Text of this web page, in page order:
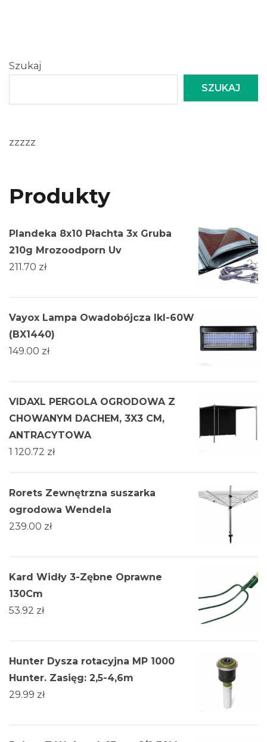
Szukaj
SZUKAJ
zzzzz
Produkty
Plandeka 8x10 Płachta 3x Gruba
210g Mrozoodporn Uv
211.70 zł
Vayox Lampa Owadobójcza Ikl-60W
(BX1440)
149.00 zł
VIDAXL PERGOLA OGRODOWA Z
CHOWANYM DACHEM, 3X3 CM,
ANTRACYTOWA
1 120.72 zł
Rorets Zewnętrzna suszarka
ogrodowa Wendela
239.00 zł
Kard Widły 3-Zębne Oprawne
130Cm
53.92 zł
Hunter Dysza rotacyjna MP 1000
Hunter. Zasięg: 2,5-4,6m
29.99 zł